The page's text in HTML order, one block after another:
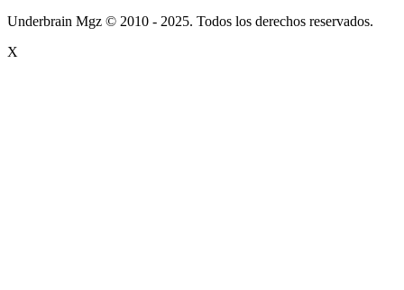
Underbrain Mgz © 2010 - 2025. Todos los derechos reservados.
X